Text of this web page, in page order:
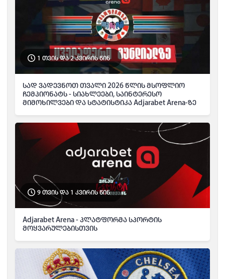
1 თვის და 2 კვირის წინ
სად ვადევნოთ თვალი 2026 წლის მსოფლიო
ჩემპიონატს - სიახლეები, საინტერესო
მიმოხილვები და სტატისტიკა Adjarabet Arena-ზე
9 თვის და 1 კვირის წინ
Adjarabet Arena - პლატფორმა სპორტის
მოყვარულებისთვის